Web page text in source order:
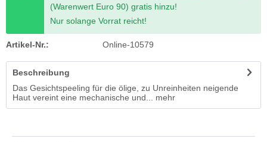
(Warenwert Euro 90) gratis hinzu!
Nur solange Vorrat reicht!
Artikel-Nr.: Online-10579
Beschreibung
Das Gesichtspeeling für die ölige, zu Unreinheiten neigende
Haut vereint eine mechanische und...
mehr